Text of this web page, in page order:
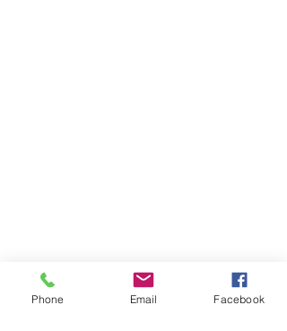
Phone Email Facebook